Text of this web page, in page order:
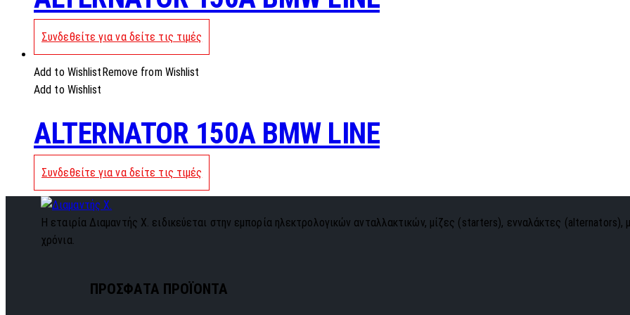
Συνδεθείτε για να δείτε τις τιμές
Add to WishlistRemove from Wishlist
Add to Wishlist
ALTERNATOR 150A BMW LINE
Συνδεθείτε για να δείτε τις τιμές
Η εταιρία Διαμαντής Χ. ειδικεύεται στην εμπορία ηλεκτρολογικών ανταλλακτικών, μίζες (starters), ενναλάκτες (alternators),
χρόνια.
ΠΡΟΣΦΑΤΑ ΠΡΟΪΟΝΤΑ